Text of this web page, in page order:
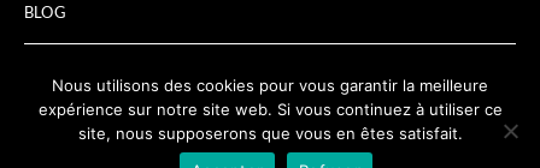
BLOG
Nous utilisons des cookies pour vous garantir la meilleure
expérience sur notre site web. Si vous continuez à utiliser ce
site, nous supposerons que vous en êtes satisfait.